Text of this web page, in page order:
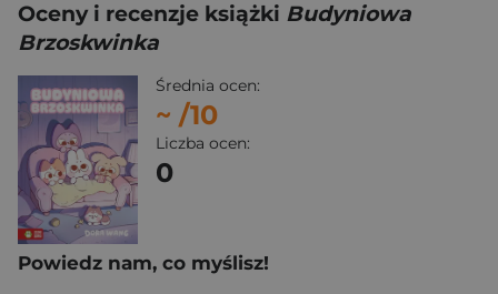
Oceny i recenzje książki Budyniowa
Brzoskwinka
Średnia ocen:
~ /10
Liczba ocen:
0
Powiedz nam, co myślisz!